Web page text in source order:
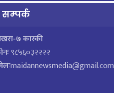
सम्पर्क
७ कास्की
९८५६०३२२२२
maidannewsmedia@gmail.com